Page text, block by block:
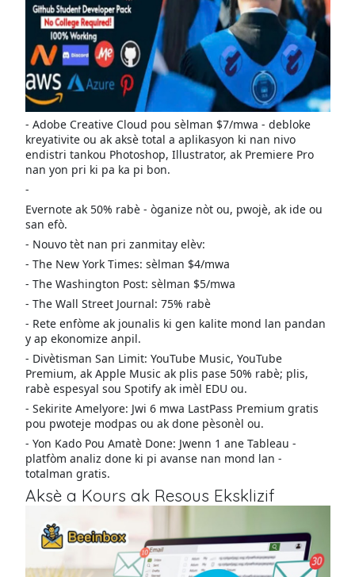
- Adobe Creative Cloud pou sèlman $7/mwa - debloke
kreyativite ou ak aksè total a aplikasyon ki nan nivo
endistri tankou Photoshop, Illustrator, ak Premiere Pro
nan yon pri ki pa ka pi bon.
-
Evernote ak 50% rabè - òganize nòt ou, pwojè, ak ide ou
san efò.
- Nouvo tèt nan pri zanmitay elèv:
- The New York Times: sèlman $4/mwa
- The Washington Post: sèlman $5/mwa
- The Wall Street Journal: 75% rabè
- Rete enfòme ak jounalis ki gen kalite mond lan pandan
y ap ekonomize anpil.
- Divètisman San Limit: YouTube Music, YouTube
Premium, ak Apple Music ak plis pase 50% rabè; plis,
rabè espesyal sou Spotify ak imèl EDU ou.
- Sekirite Amelyore: Jwi 6 mwa LastPass Premium gratis
pou pwoteje modpas ou ak done pèsonèl ou.
- Yon Kado Pou Amatè Done: Jwenn 1 ane Tableau -
platfòm analiz done ki pi avanse nan mond lan -
totalman gratis.
Aksè a Kours ak Resous Eksklizif